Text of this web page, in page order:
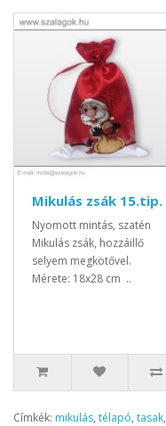
Mikulás zsák 15.tip.
Nyomott mintás, szatén
Mikulás zsák, hozzáillő
selyem megkötővel.
Mérete: 18x28 cm ..
Címkék: mikulás, télapó, tasak,